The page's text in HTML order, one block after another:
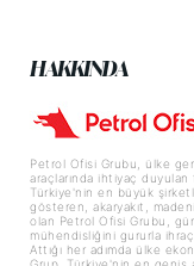
HAKKINDA
Petrol Ofisi Grubu, ülke
araçlarında ihtiyaç
Türkiye'nin en büyük
gösteren, akaryakıt,
olan Petrol Ofisi Grubu,
mühendisliğini gururla
Attığı her adımda ülke